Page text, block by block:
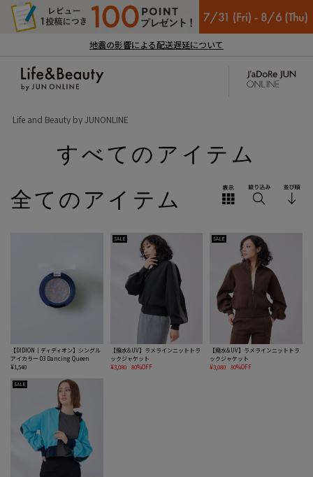
地震の影響による配送遅延について
Life and Beauty by JUNONLINE
すべてのアイテム
全てのアイテム
【DIDION｜ディディオン】シングル
アイカラー 03 Dancing Queen
¥1,540
SALE
【撥水&UV】ラメラインニットトラ
ックジャケット
¥3,080
80%OFF
SALE
【撥水&UV】ラメラインニットトラ
ックジャケット
¥3,080
80%OFF
SALE